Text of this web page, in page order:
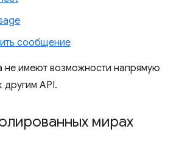
сообщение
не имеют возможности напрямую
другим API.
мирах